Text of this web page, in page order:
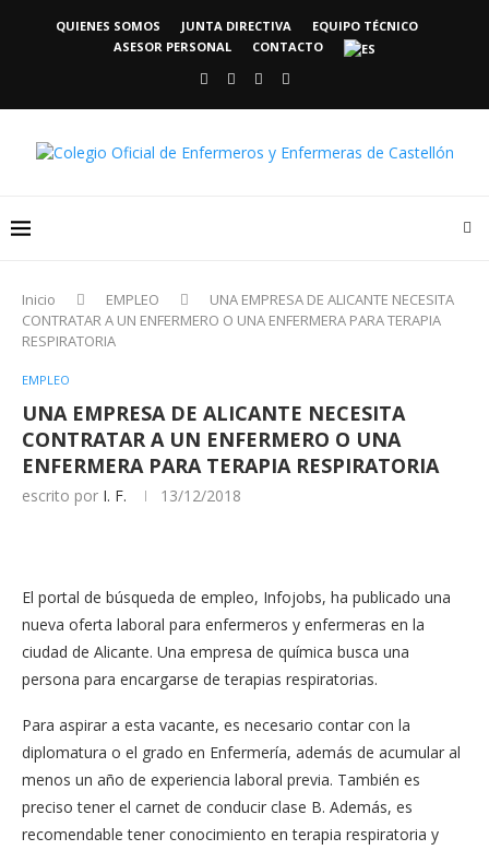
QUIENES SOMOS JUNTA DIRECTIVA
EQUIPO TÉCNICO
ASESOR PERSONAL
CONTACTO
Inicio EMPLEO
UNA EMPRESA DE ALICANTE NECESITA
CONTRATAR A UN ENFERMERO O UNA ENFERMERA PARA TERAPIA
RESPIRATORIA
EMPLEO
UNA EMPRESA DE ALICANTE NECESITA
CONTRATAR A UN ENFERMERO O UNA
ENFERMERA PARA TERAPIA RESPIRATORIA
escrito por I. F. 13/12/2018
El portal de búsqueda de empleo, Infojobs, ha publicado una
nueva oferta laboral para enfermeros y enfermeras en la
ciudad de Alicante. Una empresa de química busca una
persona para encargarse de terapias respiratorias.
Para aspirar a esta vacante, es necesario contar con la
diplomatura o el grado en Enfermería, además de acumular al
menos un año de experiencia laboral previa. También es
preciso tener el carnet de conducir clase B. Además, es
recomendable tener conocimiento en terapia respiratoria y